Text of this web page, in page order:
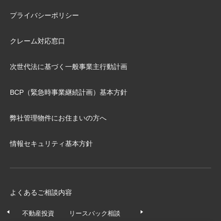
プライバシーポリシー
クレーム対応窓口
次世代法に基づく⼀般事業主⾏動計画
BCP（緊急時事業継続計画）基本⽅針
弊社管理物件にお住まいの⽅へ
情報セキュリティ基本方針
よくあるご相談内容
不動産投資 リースバック相談